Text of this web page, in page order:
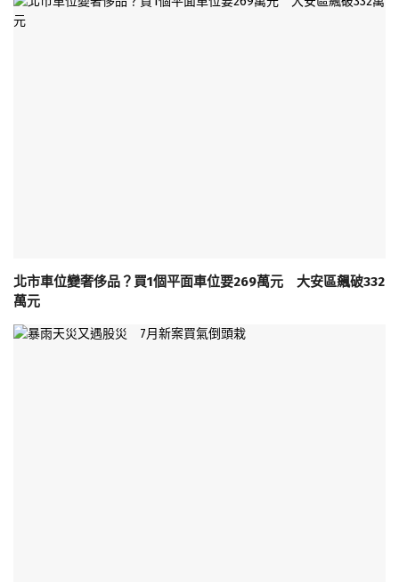
北市車位變奢侈品？買1個平面車位要269萬元 大安區飆破332
萬元